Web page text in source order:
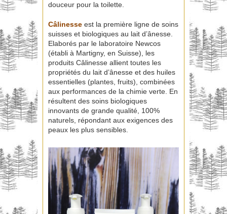
douceur pour la toilette.
Câlinesse est la première ligne de soins
suisses et biologiques au lait d’ânesse.
Elaborés par le laboratoire Newcos
(établi à Martigny, en Suisse), les
produits Câlinesse allient toutes les
propriétés du lait d’ânesse et des huiles
essentielles (plantes, fruits), combinées
aux performances de la chimie verte. En
résultent des soins biologiques
innovants de grande qualité, 100%
naturels, répondant aux exigences des
peaux les plus sensibles.